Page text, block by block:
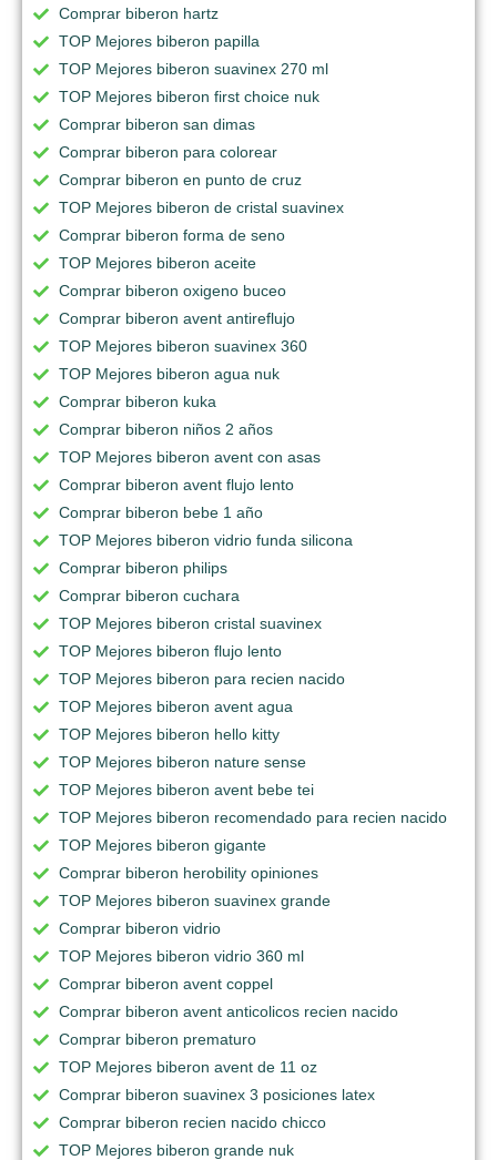
Comprar biberon hartz
TOP Mejores biberon papilla
TOP Mejores biberon suavinex 270 ml
TOP Mejores biberon first choice nuk
Comprar biberon san dimas
Comprar biberon para colorear
Comprar biberon en punto de cruz
TOP Mejores biberon de cristal suavinex
Comprar biberon forma de seno
TOP Mejores biberon aceite
Comprar biberon oxigeno buceo
Comprar biberon avent antireflujo
TOP Mejores biberon suavinex 360
TOP Mejores biberon agua nuk
Comprar biberon kuka
Comprar biberon niños 2 años
TOP Mejores biberon avent con asas
Comprar biberon avent flujo lento
Comprar biberon bebe 1 año
TOP Mejores biberon vidrio funda silicona
Comprar biberon philips
Comprar biberon cuchara
TOP Mejores biberon cristal suavinex
TOP Mejores biberon flujo lento
TOP Mejores biberon para recien nacido
TOP Mejores biberon avent agua
TOP Mejores biberon hello kitty
TOP Mejores biberon nature sense
TOP Mejores biberon avent bebe tei
TOP Mejores biberon recomendado para recien nacido
TOP Mejores biberon gigante
Comprar biberon herobility opiniones
TOP Mejores biberon suavinex grande
Comprar biberon vidrio
TOP Mejores biberon vidrio 360 ml
Comprar biberon avent coppel
Comprar biberon avent anticolicos recien nacido
Comprar biberon prematuro
TOP Mejores biberon avent de 11 oz
Comprar biberon suavinex 3 posiciones latex
Comprar biberon recien nacido chicco
TOP Mejores biberon grande nuk